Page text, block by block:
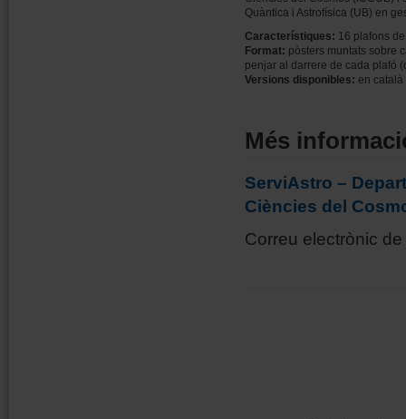
Quàntica i Astrofísica (UB) en
Característiques: 16 plafons
Format: pòsters muntats sobre
penjar al darrere de cada plafó
Versions disponibles: en català
Més
ServiAstro –
Ciències del
Correu electrònic